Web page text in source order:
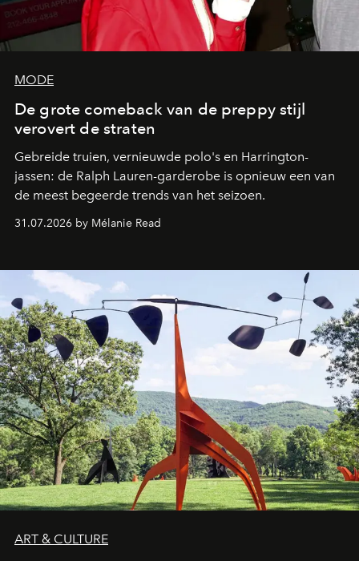
MODE
De grote comeback van de preppy stijl
verovert de straten
Gebreide truien, vernieuwde polo's en Harrington-
jassen: de Ralph Lauren-garderobe is opnieuw een van
de meest begeerde trends van het seizoen.
31.07.2026 by Mélanie Read
ART & CULTURE